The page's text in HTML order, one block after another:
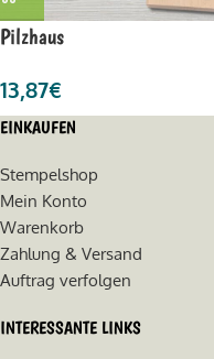
Pilzhaus
13,87€
EINKAUFEN
Stempelshop
Mein Konto
Warenkorb
Zahlung & Versand
Auftrag verfolgen
INTERESSANTE LINKS